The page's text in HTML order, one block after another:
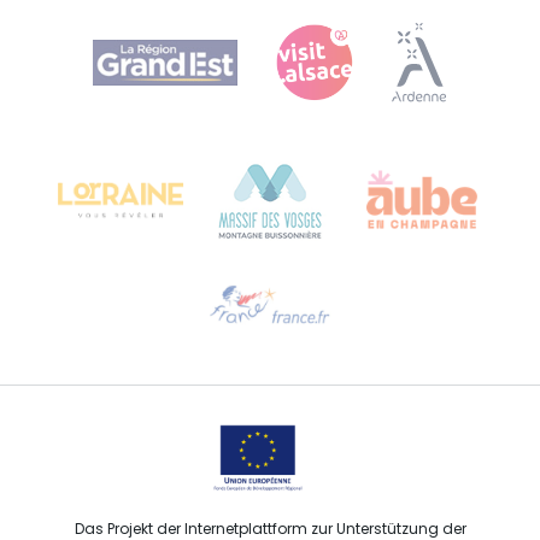
Agence Régionale du Tourisme Grand Est
Bureau de Colmar (Hauptverwaltung)
Sprechen Sie uns per E-Mail an
Das Projekt der Internetplattform zur Unterstützung der